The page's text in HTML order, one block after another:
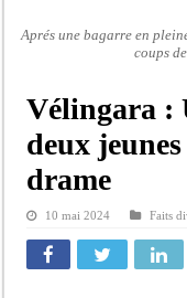
Aprés une bagarre en
coups
Vélingara :
deux
drame
10 mai 2024 Faits